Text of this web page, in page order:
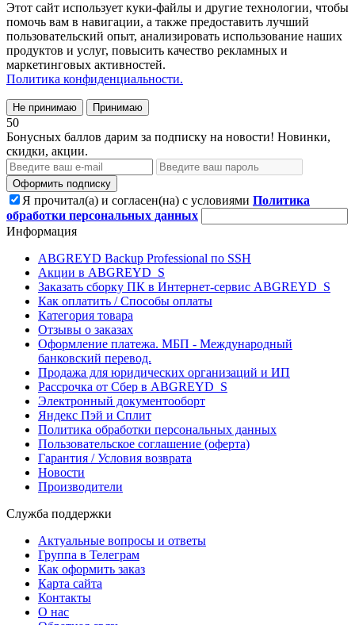
Этот сайт использует куки-файлы и другие технологии, чтобы
помочь вам в навигации, а также предоставить лучший
пользовательский опыт, анализировать использование наших
продуктов и услуг, повысить качество рекламных и
маркетинговых активностей.
Политика конфиденциальности.
Не принимаю Принимаю
50
Бонусных баллов дарим за подписку на новости! Новинки,
скидки, акции.
Оформить подписку
Я прочитал(а) и согласен(на) с условиями Политика
обработки персональных данных
Информация
ABGREYD Backup Professional по SSH
Акции в ABGREYD_S
Заказать сборку ПК в Интернет-сервис ABGREYD_S
Как оплатить / Способы оплаты
Категория товара
Отзывы о заказах
Оформление платежа. МБП - Международный
банковский перевод.
Продажа для юридических организаций и ИП
Рассрочка от Сбер в ABGREYD_S
Электронный документооборт
Яндекс Пэй и Сплит
Политика обработки персональных данных
Пользовательское соглашение (оферта)
Гарантия / Условия возврата
Новости
Производители
Служба поддержки
Актуальные вопросы и ответы
Группа в Телеграм
Как оформить заказ
Карта сайта
Контакты
О нас